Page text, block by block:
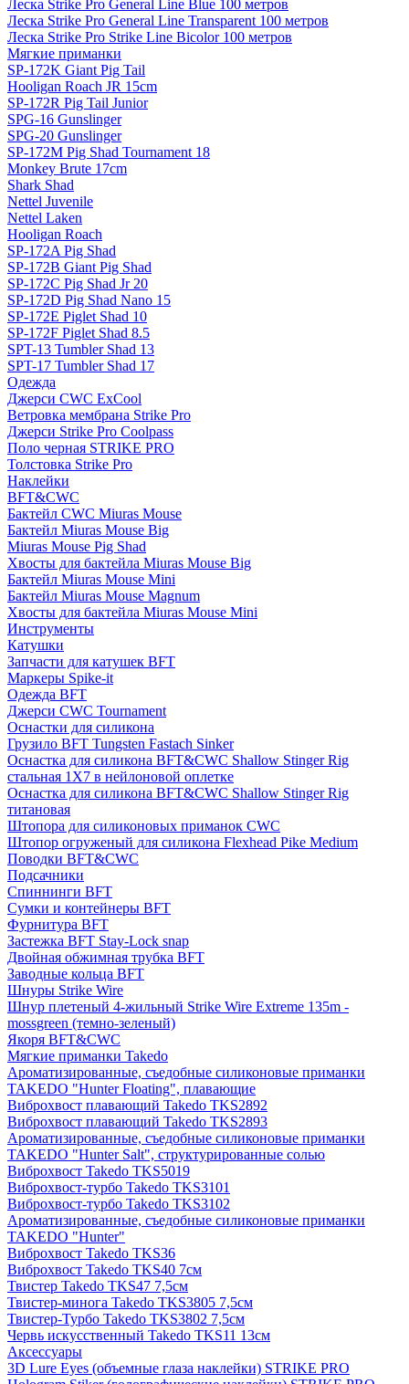
Леска Strike Pro General Line Blue 100 метров
Леска Strike Pro General Line Transparent 100 метров
Леска Strike Pro Strike Line Bicolor 100 метров
Мягкие приманки
SP-172K Giant Pig Tail
Hooligan Roach JR 15cm
SP-172R Pig Tail Junior
SPG-16 Gunslinger
SPG-20 Gunslinger
SP-172M Pig Shad Tournament 18
Monkey Brute 17cm
Shark Shad
Nettel Juvenile
Nettel Laken
Hooligan Roach
SP-172A Pig Shad
SP-172B Giant Pig Shad
SP-172C Pig Shad Jr 20
SP-172D Pig Shad Nano 15
SP-172E Piglet Shad 10
SP-172F Piglet Shad 8.5
SPT-13 Tumbler Shad 13
SPT-17 Tumbler Shad 17
Одежда
Джерси CWC ExCool
Ветровка мембрана Strike Pro
Джерси Strike Pro Coolpass
Поло черная STRIKE PRO
Толстовка Strike Pro
Наклейки
BFT&CWC
Бактейл CWC Miuras Mouse
Бактейл Miuras Mouse Big
Miuras Mouse Pig Shad
Хвосты для бактейла Miuras Mouse Big
Бактейл Miuras Mouse Mini
Бактейл Miuras Mouse Magnum
Хвосты для бактейла Miuras Mouse Mini
Инструменты
Катушки
Запчасти для катушек BFT
Маркеры Spike-it
Одежда BFT
Джерси CWC Tournament
Оснастки для силикона
Грузило BFT Tungsten Fastach Sinker
Оснастка для силикона BFT&CWC Shallow Stinger Rig
стальная 1X7 в нейлоновой оплетке
Оснастка для силикона BFT&CWC Shallow Stinger Rig
титановая
Штопора для силиконовых приманок CWC
Штопор огруженый для силикона Flexhead Pike Medium
Поводки BFT&CWC
Подсачники
Спиннинги BFT
Сумки и контейнеры BFT
Фурнитура BFT
Застежка BFT Stay-Lock snap
Двойная обжимная трубка BFT
Заводные кольца BFT
Шнуры Strike Wire
Шнур плетеный 4-жильный Strike Wire Extreme 135m -
mossgreen (темно-зеленый)
Якоря BFT&CWC
Мягкие приманки Takedo
Ароматизированные, съедобные силиконовые приманки
TAKEDO "Hunter Floating", плавающие
Виброхвост плавающий Takedo TKS2892
Виброхвост плавающий Takedo TKS2893
Ароматизированные, съедобные силиконовые приманки
TAKEDO "Hunter Salt", структурированные солью
Виброхвост Takedo TKS5019
Виброхвост-турбо Takedo TKS3101
Виброхвост-турбо Takedo TKS3102
Ароматизированные, съедобные силиконовые приманки
TAKEDO "Hunter"
Виброхвост Takedo TKS36
Виброхвост Takedo TKS40 7см
Твистер Takedo TKS47 7,5см
Твистер-минога Takedo TKS3805 7,5см
Твистер-Турбо Takedo TKS3802 7,5см
Червь искусственный Takedo TKS11 13см
Аксессуары
3D Lure Eyes (объемные глаза наклейки) STRIKE PRO